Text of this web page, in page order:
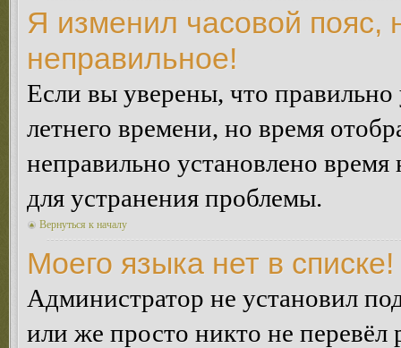
Я изменил часовой пояс,
неправильное!
Если вы уверены, что правильно
летнего времени, но время
неправильно установлено
для устранения проблемы.
Вернуться к началу
Моего языка нет в списке!
Администратор не установил
или же просто никто не